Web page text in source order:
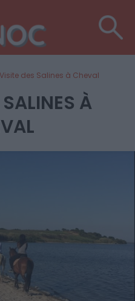
Visite des Salines à Cheval
À